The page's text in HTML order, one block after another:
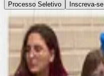
Processo Seletivo Inscreva-se